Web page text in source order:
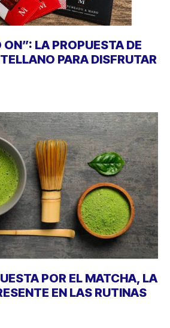
LA PROPUESTA DE
PARA DISFRUTAR
POR EL MATCHA, LA
EN LAS RUTINAS